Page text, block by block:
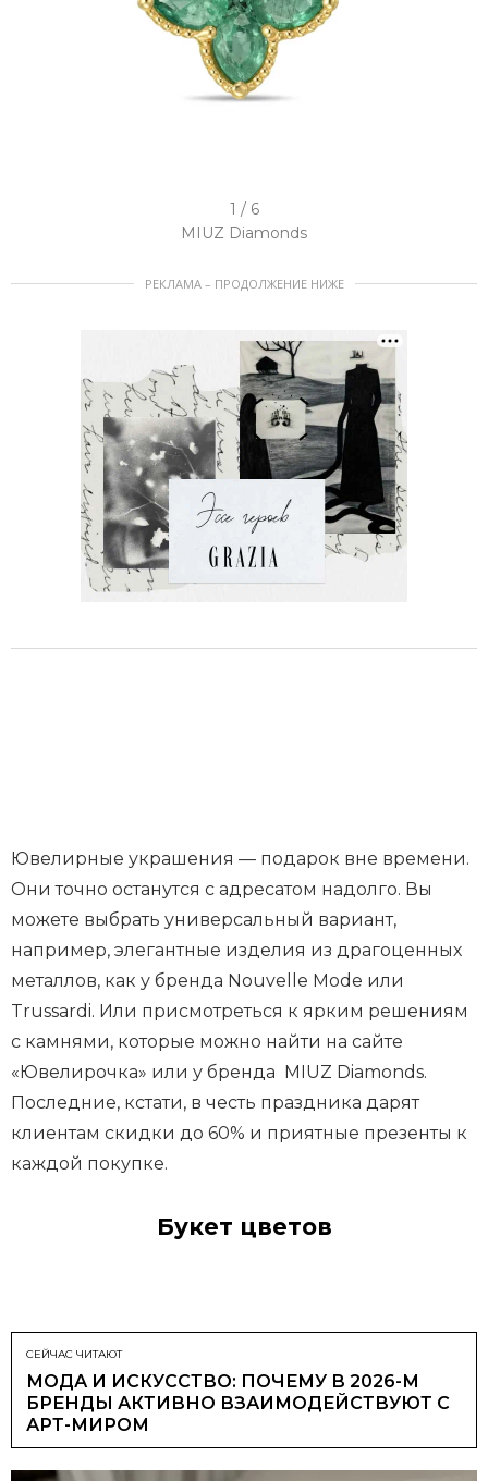
1 / 6
MIUZ Diamonds
РЕКЛАМА – ПРОДОЛЖЕНИЕ НИЖЕ
Ювелирные украшения — подарок вне времени.
Они точно останутся с адресатом надолго. Вы
можете выбрать универсальный вариант,
например, элегантные изделия из драгоценных
металлов, как у бренда Nouvelle Mode или
Trussardi. Или присмотреться к ярким решениям
с камнями, которые можно найти на сайте
«Ювелирочка» или у бренда MIUZ Diamonds.
Последние, кстати, в честь праздника дарят
клиентам скидки до 60% и приятные презенты к
каждой покупке.
Букет цветов
СЕЙЧАС ЧИТАЮТ
МОДА И ИСКУССТВО: ПОЧЕМУ В 2026-М
БРЕНДЫ АКТИВНО ВЗАИМОДЕЙСТВУЮТ С
АРТ-МИРОМ